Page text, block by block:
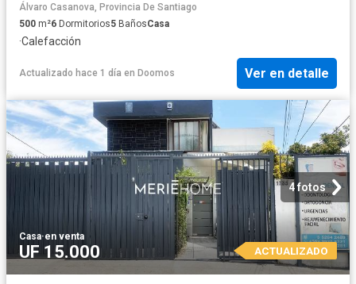
Álvaro Casanova, Provincia De Santiago
500 m²6 Dormitorios5 BañosCasa
·Calefacción
Actualizado hace 1 día en Doomos Ver en detalle
4 fotos
Casa·en venta
UF 15.000 ACTUALIZADO